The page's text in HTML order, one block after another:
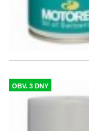
OBV. 3 DNY